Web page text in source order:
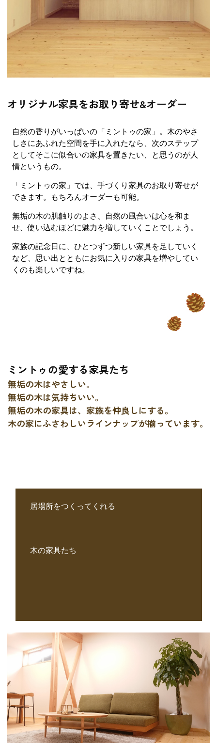
オリジナル家具をお取り寄せ&オーダー
自然の香りがいっぱいの「ミントゥの家」。木のやさ
しさにあふれた空間を手に入れたなら、次のステップ
としてそこに似合いの家具を置きたい、と思うのが人
情というもの。
「ミントゥの家」では、手づくり家具のお取り寄せが
できます。もちろんオーダーも可能。
無垢の木の肌触りのよさ、自然の風合いは心を和ま
せ、使い込むほどに魅力を増していくことでしょう。
家族の記念日に、ひとつずつ新しい家具を足していく
など、思い出とともにお気に入りの家具を増やしてい
くのも楽しいですね。
ミントゥの愛する家具たち
無垢の木はやさしい。
無垢の木は気持ちいい。
無垢の木の家具は、家族を仲良しにする。
木の家にふさわしいラインナップが揃っています。
居場所をつくってくれる
木の家具たち